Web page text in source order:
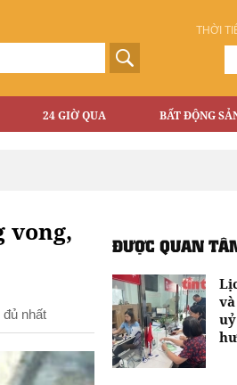
THỜI
24 GIỜ QUA BẤT ĐỘNG
vong,
nhất
ĐƯỢC QUAN